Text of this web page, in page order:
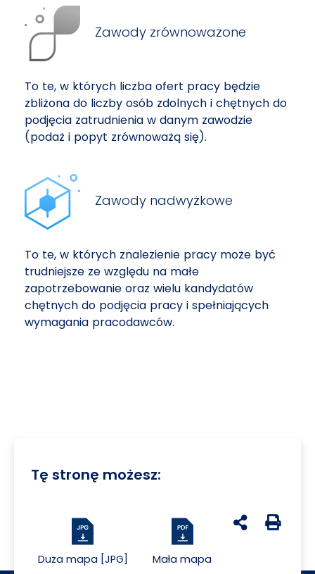
Zawody zrównoważone
To te, w których liczba ofert pracy będzie
zbliżona do liczby osób zdolnych i chętnych do
podjęcia zatrudnienia w danym zawodzie
(podaż i popyt zrównoważą się).
Zawody nadwyżkowe
To te, w których znalezienie pracy może być
trudniejsze ze względu na małe
zapotrzebowanie oraz wielu kandydatów
chętnych do podjęcia pracy i spełniających
wymagania pracodawców.
Tę stronę możesz:
Duża mapa [JPG] Mała mapa
udostępnij na
Generuj